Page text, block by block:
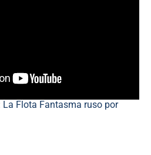
La Flota Fantasma ruso por